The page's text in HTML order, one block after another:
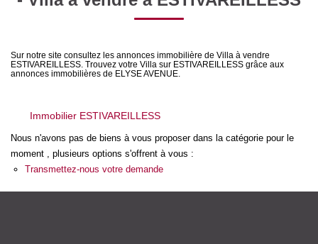
NOTRE AGENCE
Nous Rejoindre
Nos Actualités
Créer une alerte
Sur notre site consultez les annonces immobilière de Villa à vendre
ESTIVAREILLESS. Trouvez votre Villa sur ESTIVAREILLESS grâce aux
annonces immobilières de ELYSE AVENUE.
Immobilier ESTIVAREILLESS
Nous n'avons pas de biens à vous proposer dans la catégorie pour le
moment , plusieurs options s'offrent à vous :
Transmettez-nous votre demande